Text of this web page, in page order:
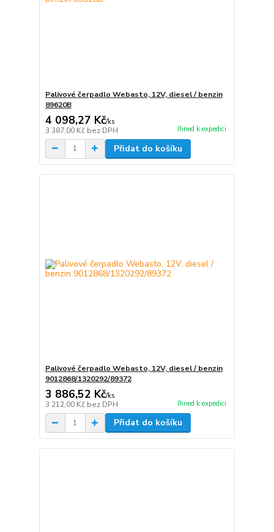
Palivové čerpadlo Webasto, 12V, diesel / benzin
89620B
4 098,27 Kč/ks
3 387,00 Kč bez DPH Ihned k expedici
Přidat do košíku
Palivové čerpadlo Webasto, 12V, diesel / benzin
9012868/1320292/89372
3 886,52 Kč/ks
3 212,00 Kč bez DPH Ihned k expedici
Přidat do košíku